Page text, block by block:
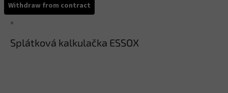
Withdraw from contract
×
Splátková kalkulačka ESSOX